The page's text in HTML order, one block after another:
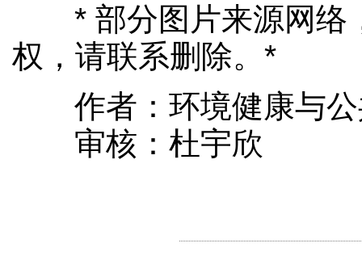
* 部分图片来源网络
权，请联系删除。*
作者：环境健康与
审核：杜宇欣